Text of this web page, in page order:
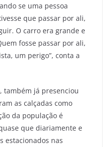
se uma pessoa
que passar por ali,
O carro era grande e
fosse passar por ali,
um perigo”, conta a
também já presenciou
as calçadas como
da população é
que diariamente e
estacionados nas